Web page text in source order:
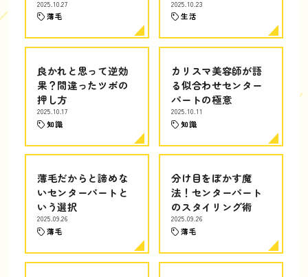
2025.10.27
薄毛
2025.10.23
生活
良かれと思って逆効
果？間違ったツボの
押し方
2025.10.17
知識
カリスマ美容師が語
る似合わせセンター
パートの極意
2025.10.11
知識
薄毛だからと諦めな
いセンターパートと
いう選択
2025.09.26
薄毛
分け目をぼかす魔
法！センターパート
のスタイリング術
2025.09.26
薄毛